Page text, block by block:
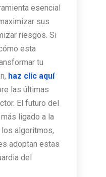
esencial
sus
riesgos. Si
esta
tu
haz clic aquí
las últimas
El futuro del
ligado a la
algoritmos,
adoptan estas
del